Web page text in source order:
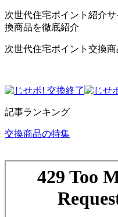
次世代住宅ポイント紹介
換商品を徹底紹介
次世代住宅ポイント交換
記事ランキング
交換商品の特集